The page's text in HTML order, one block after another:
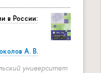
в России:
А. В.
университет